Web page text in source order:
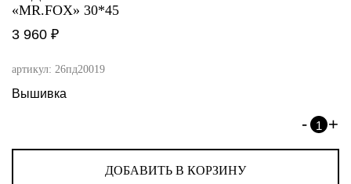
«MR.FOX» 30*45
3 960 ₽
артикул: 26пд20019
Вышивка
- 1 +
ДОБАВИТЬ В КОРЗИНУ